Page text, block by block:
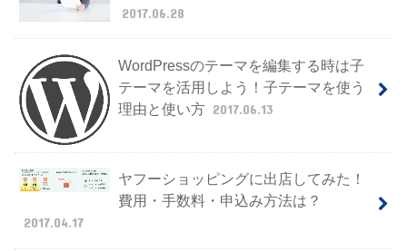
2017.06.28
WordPressのテーマを編集する時は子
テーマを活用しよう！子テーマを使う
理由と使い方 2017.06.13
ヤフーショッピングに出店してみた！
費用・手数料・申込み方法は？
2017.04.17